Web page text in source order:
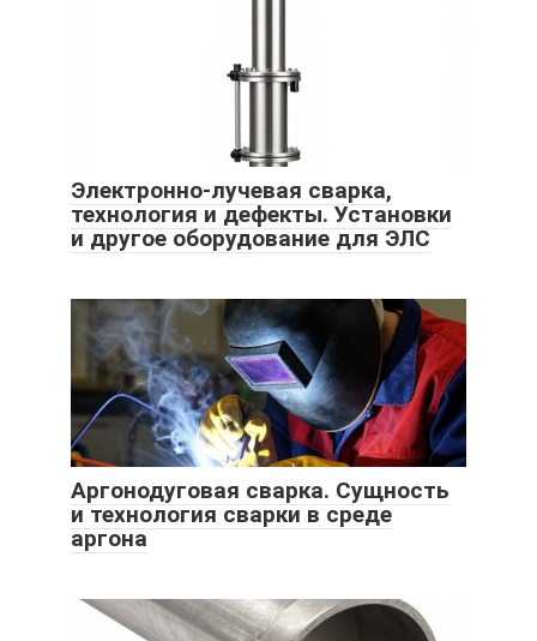
Электронно-лучевая сварка,
технология и дефекты. Установки
и другое оборудование для ЭЛС
Аргонодуговая сварка. Сущность
и технология сварки в среде
аргона